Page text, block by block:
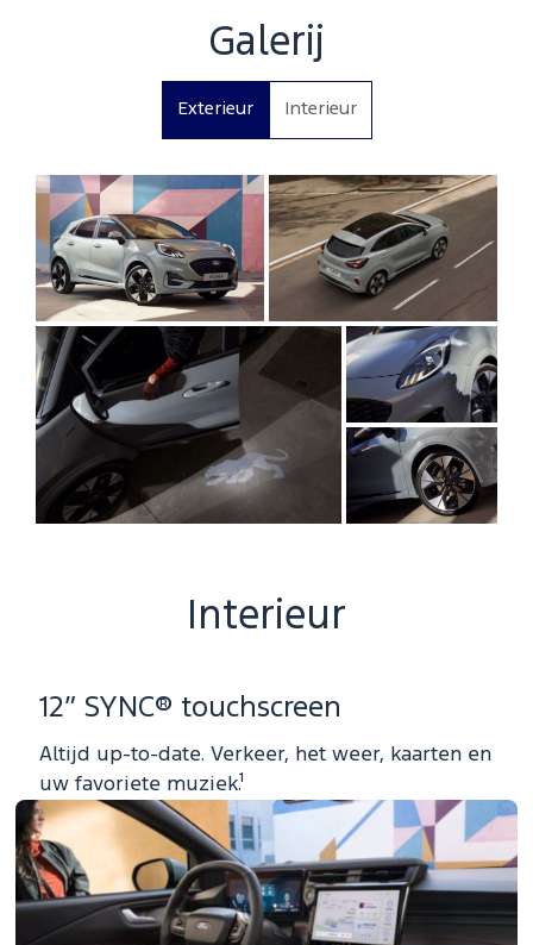
Galerij
Exterieur Interieur
Interieur
12” SYNC® touchscreen
Altijd up-to-date. Verkeer, het weer, kaarten en
uw favoriete muziek.¹